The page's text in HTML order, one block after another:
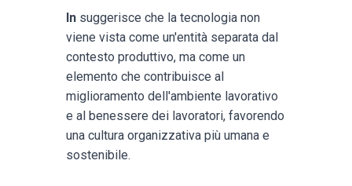
In suggerisce che la tecnologia non
viene vista come un'entità separata dal
contesto produttivo, ma come un
elemento che contribuisce al
miglioramento dell'ambiente lavorativo
e al benessere dei lavoratori, favorendo
una cultura organizzativa più umana e
sostenibile.